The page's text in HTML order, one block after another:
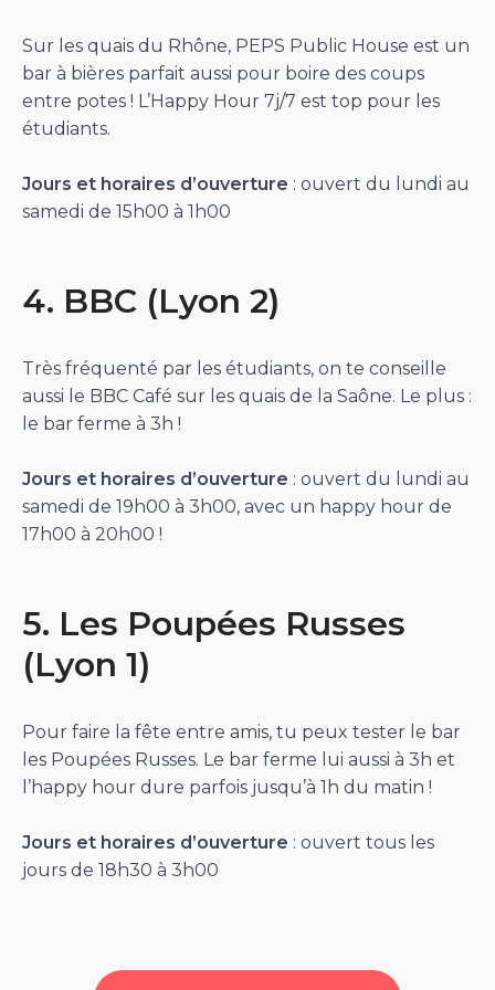
Sur les quais du Rhône, PEPS Public House est un
bar à bières parfait aussi pour boire des coups
entre potes ! L’Happy Hour 7j/7 est top pour les
étudiants.
Jours et horaires d’ouverture : ouvert du lundi au
samedi de 15h00 à 1h00
4. BBC (Lyon 2)
Très fréquenté par les étudiants, on te conseille
aussi le BBC Café sur les quais de la Saône. Le plus :
le bar ferme à 3h !
Jours et horaires d’ouverture : ouvert du lundi au
samedi de 19h00 à 3h00, avec un happy hour de
17h00 à 20h00 !
5. Les Poupées Russes
(Lyon 1)
Pour faire la fête entre amis, tu peux tester le bar
les Poupées Russes. Le bar ferme lui aussi à 3h et
l’happy hour dure parfois jusqu’à 1h du matin !
Jours et horaires d’ouverture : ouvert tous les
jours de 18h30 à 3h00